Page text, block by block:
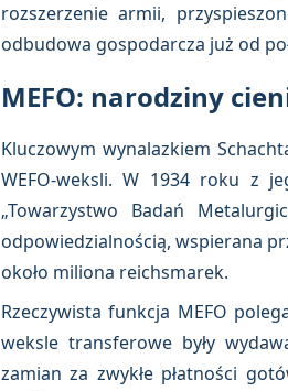
rozszerzenie armii,
odbudowa gospodarcza już od
MEFO: narodziny
Kluczowym wynalazkiem
WEFO-weksli. W 1934 roku z
„Towarzystwo Badań
odpowiedzialnością, wspierana
około miliona reichsmarek.
Rzeczywista funkcja MEFO
weksle transferowe były
zamian za zwykłe płatności